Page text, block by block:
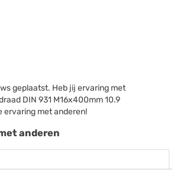
geplaatst. Heb jij ervaring met
DIN 931 M16x400mm 10.9
ervaring met anderen!
anderen